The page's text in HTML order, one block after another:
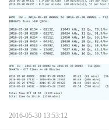
AVRT4 DIGI 不轉發
AS-158海岛编号的诞生
月坨岛登上IOTA海岛名
2016-05-30 13:53:12